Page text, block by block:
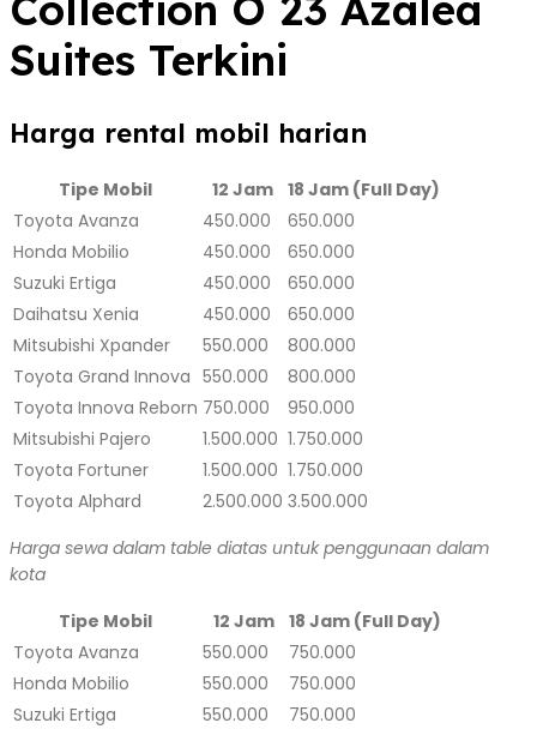
Suites Terkini
Harga rental mobil harian
Tipe Mobil 12 Jam 18 Jam (Full Day)
Toyota Avanza
450.000
650.000
Honda Mobilio
450.000
650.000
Suzuki Ertiga
450.000
650.000
Daihatsu Xenia
450.000
650.000
Mitsubishi Xpander
550.000
800.000
Toyota Grand Innova 550.000
800.000
Toyota Innova Reborn 750.000
950.000
Mitsubishi Pajero
1.500.000 1.750.000
Toyota Fortuner
1.500.000 1.750.000
Toyota Alphard
2.500.000 3.500.000
Harga sewa dalam table diatas untuk penggunaan dalam
kota
Tipe Mobil
12 Jam
18 Jam (Full Day)
Toyota Avanza
550.000
750.000
Honda Mobilio
550.000
750.000
Suzuki Ertiga
550.000
750.000